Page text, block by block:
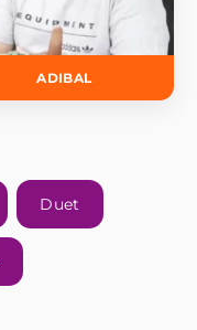
ADIBAL
Duet